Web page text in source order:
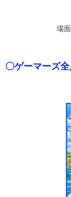
場
〇ゲーマーズ